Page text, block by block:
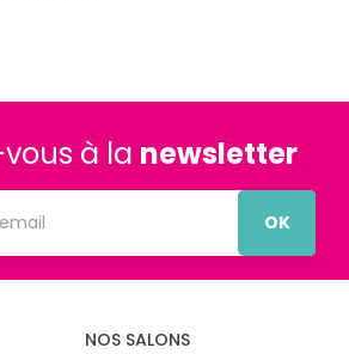
à la newsletter
OK
NOS SALONS